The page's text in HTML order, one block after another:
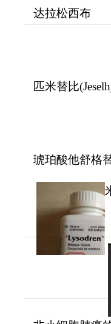
达拉松西布
(Daraxonrasib/
匹米替比
琥珀酸他舒格